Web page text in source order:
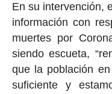
En su intervención,
información con
muertes por
siendo escueta,
que la población
suficiente y